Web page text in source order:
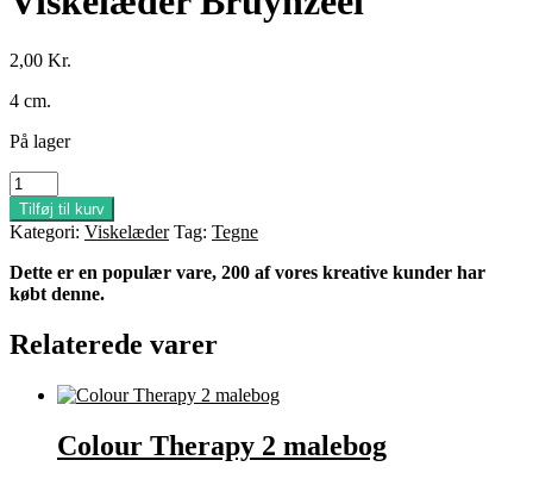
2,00 Kr.
4 cm.
På lager
Viskelæder
Bruynzeel
antal
Tilføj til kurv
Kategori: Viskelæder Tag: Tegne
Dette er en populær vare, 200 af vores kreative kunder har
købt denne.
Relaterede varer
Colour Therapy 2 malebog